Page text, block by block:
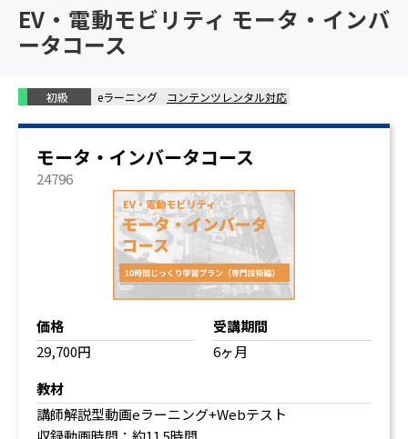
EV・電動モビリティ モータ・インバ
ータコース
初級 eラーニング コンテンツレンタル対応
モータ・インバータコース
24796
価格
29,700円
受講期間
6ヶ月
教材
講師解説型動画eラーニング+Webテスト